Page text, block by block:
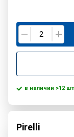
в наличии >12
Pirelli